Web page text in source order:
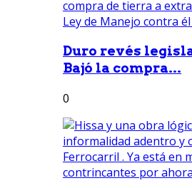
Duro revés
Bajó la compra...
0